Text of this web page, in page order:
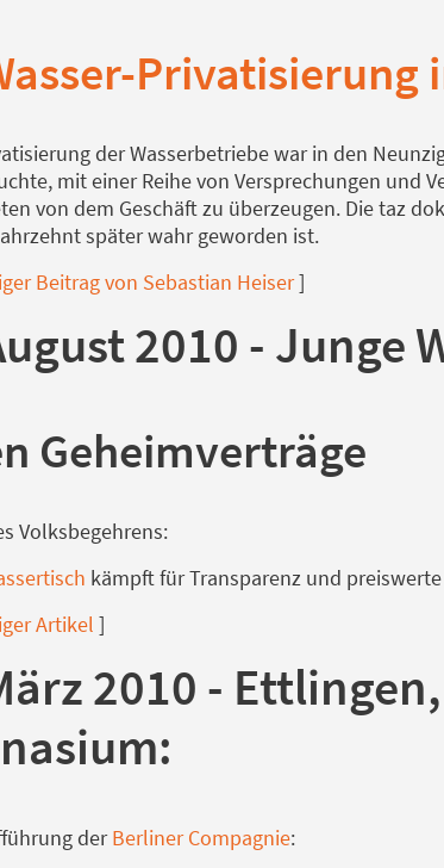
Privatisierung
der Wasserbetriebe war in den
mit einer Reihe von Versprechungen und
von dem Geschäft zu überzeugen. Die taz
später wahr geworden ist.
Beitrag von Sebastian Heiser]
2010 - Junge
Geheimverträge
Volksbegehrens:
kämpft für Transparenz und
Artikel ]
2010 -
derBerliner Compagnie: